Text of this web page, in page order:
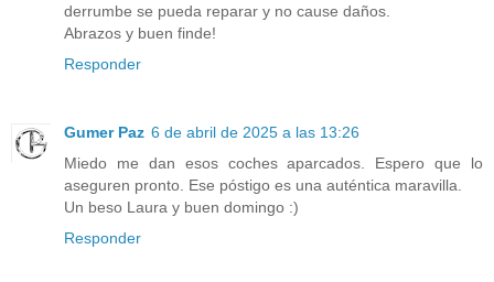
derrumbe se pueda reparar y no cause daños.
Abrazos y buen finde!
Responder
Gumer Paz 6 de abril de 2025 a las 13:26
Miedo me dan esos coches aparcados. Espero que lo
aseguren pronto. Ese póstigo es una auténtica maravilla.
Un beso Laura y buen domingo :)
Responder